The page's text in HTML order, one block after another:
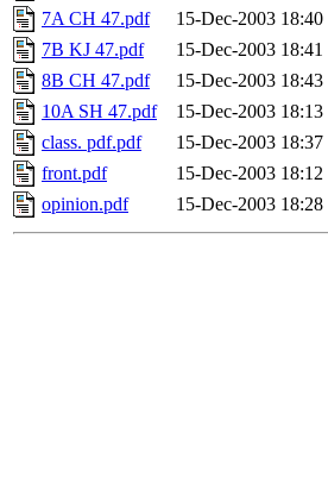
7A CH 47.pdf
15-Dec-2003 18:40
7B KJ 47.pdf
15-Dec-2003 18:41
8B CH 47.pdf
15-Dec-2003 18:43
10A SH 47.pdf
15-Dec-2003 18:13
class. pdf.pdf
15-Dec-2003 18:37
front.pdf
15-Dec-2003 18:12
opinion.pdf
15-Dec-2003 18:28